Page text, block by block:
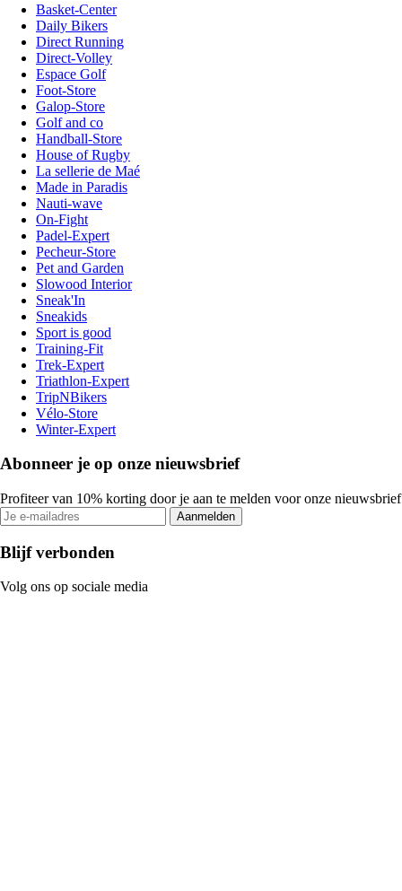
Basket-Center
Daily Bikers
Direct Running
Direct-Volley
Espace Golf
Foot-Store
Galop-Store
Golf and co
Handball-Store
House of Rugby
La sellerie de Maé
Made in Paradis
Nauti-wave
On-Fight
Padel-Expert
Pecheur-Store
Pet and Garden
Slowood Interior
Sneak'In
Sneakids
Sport is good
Training-Fit
Trek-Expert
Triathlon-Expert
TripNBikers
Vélo-Store
Winter-Expert
Abonneer je op onze nieuwsbrief
Profiteer van 10% korting door je aan te melden voor onze nieuwsbrief
Aanmelden
Blijf verbonden
Volg ons op sociale media